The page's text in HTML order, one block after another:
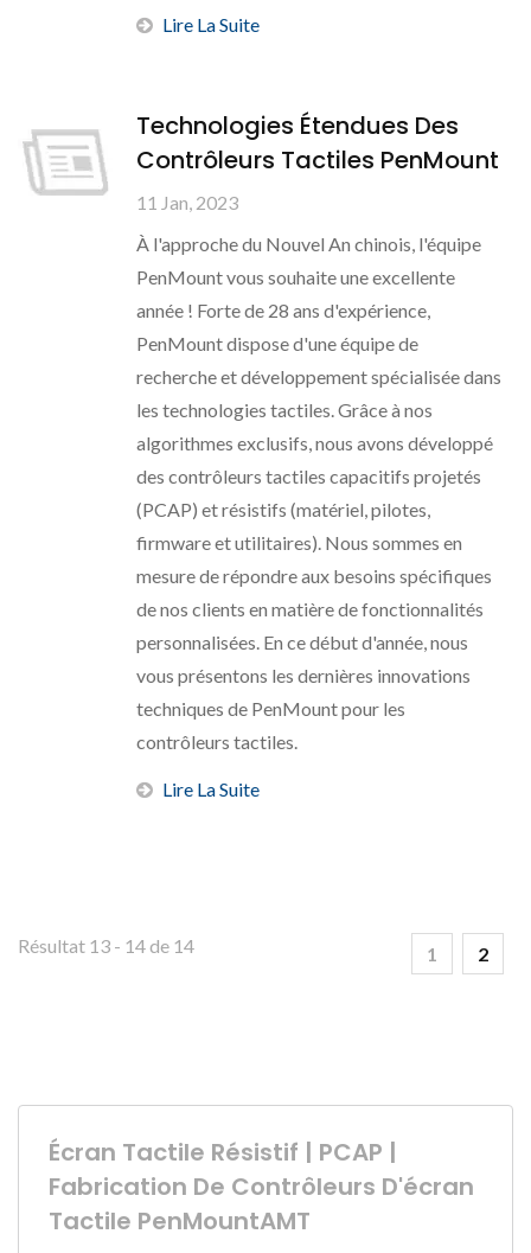
Lire La Suite
Technologies Étendues Des
Contrôleurs Tactiles PenMount
11 Jan, 2023
À l'approche du Nouvel An chinois, l'équipe
PenMount vous souhaite une excellente
année ! Forte de 28 ans d'expérience,
PenMount dispose d'une équipe de
recherche et développement spécialisée dans
les technologies tactiles. Grâce à nos
algorithmes exclusifs, nous avons développé
des contrôleurs tactiles capacitifs projetés
(PCAP) et résistifs (matériel, pilotes,
firmware et utilitaires). Nous sommes en
mesure de répondre aux besoins spécifiques
de nos clients en matière de fonctionnalités
personnalisées. En ce début d'année, nous
vous présentons les dernières innovations
techniques de PenMount pour les
contrôleurs tactiles.
Lire La Suite
Résultat 13 - 14 de 14 1 2
Écran Tactile Résistif | PCAP |
Fabrication De Contrôleurs D'écran
Tactile PenMountAMT